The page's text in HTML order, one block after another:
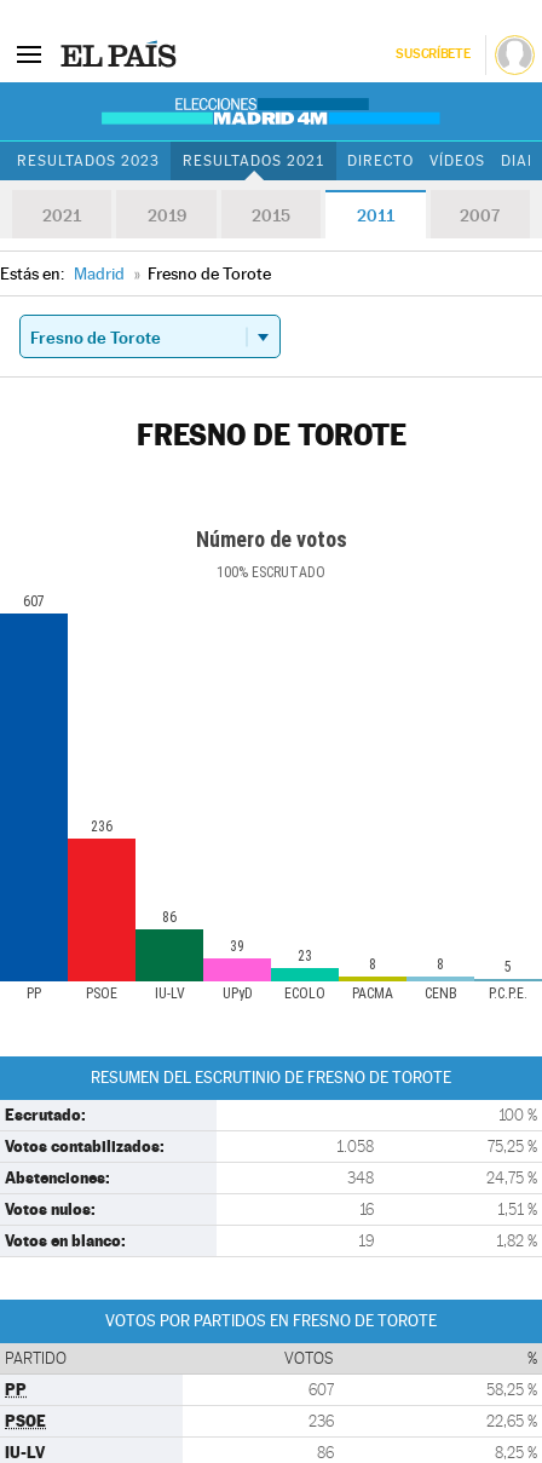
SUSCRÍBETE
RESULTADOS 2023 RESULTADOS 2021 DIRECTO VÍDEOS
2021 2019 2015 2011 2007
Estás en: Madrid » Fresno de Torote
FRESNO DE TOROTE
Número de votos
100% ESCRUTADO
PP PSOE IU-LV UPyD ECOLO PACMA CENB P.C.P.E.
607
236
86
39
23 8 8 5
RESUMEN DEL ESCRUTINIO DE FRESNO DE TOROTE
Escrutado: 100 %
Votos contabilizados: 1.058 75,25 %
Abstenciones: 348 24,75 %
Votos nulos: 16 1,51 %
Votos en blanco: 19 1,82 %
VOTOS POR PARTIDOS EN FRESNO DE TOROTE
PARTIDO VOTOS %
PP 607 58,25 %
PSOE 236 22,65 %
IU-LV 86 8,25 %